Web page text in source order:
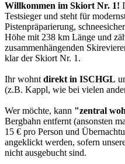
Willkommen im Skiort Nr. 1!
Testsieger und steht für
Pistenpräparierung,
Höhe mit 238 km Länge und
zusammenhängenden
klar der Skiort Nr. 1.
Ihr wohnt direkt in ISCHGL
(z.B. Kappl, wie bei vielen
Wer möchte, kann "zentral
Bergbahn entfernt (ansonsten
15 € pro Person und
angeklickt werden, sofern
nicht ausgebucht sind.